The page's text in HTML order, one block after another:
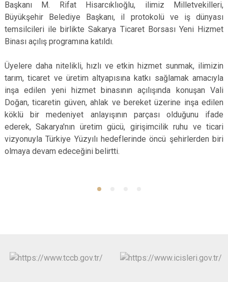
Başkanı M. Rifat Hisarcıklıoğlu, ilimiz Milletvekilleri,
Büyükşehir Belediye Başkanı, il protokolü ve iş dünyası
temsilcileri ile birlikte Sakarya Ticaret Borsası Yeni Hizmet
Binası açılış programına katıldı.
Üyelere daha nitelikli, hızlı ve etkin hizmet sunmak, ilimizin
tarım, ticaret ve üretim altyapısına katkı sağlamak amacıyla
inşa edilen yeni hizmet binasının açılışında konuşan Vali
Doğan, ticaretin güven, ahlak ve bereket üzerine inşa edilen
köklü bir medeniyet anlayışının parçası olduğunu ifade
ederek, Sakarya'nın üretim gücü, girişimcilik ruhu ve ticari
vizyonuyla Türkiye Yüzyılı hedeflerinde öncü şehirlerden biri
olmaya devam edeceğini belirtti.